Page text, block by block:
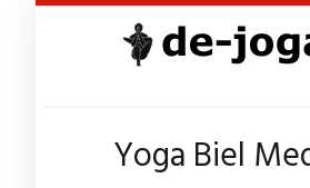
Yoga Biel